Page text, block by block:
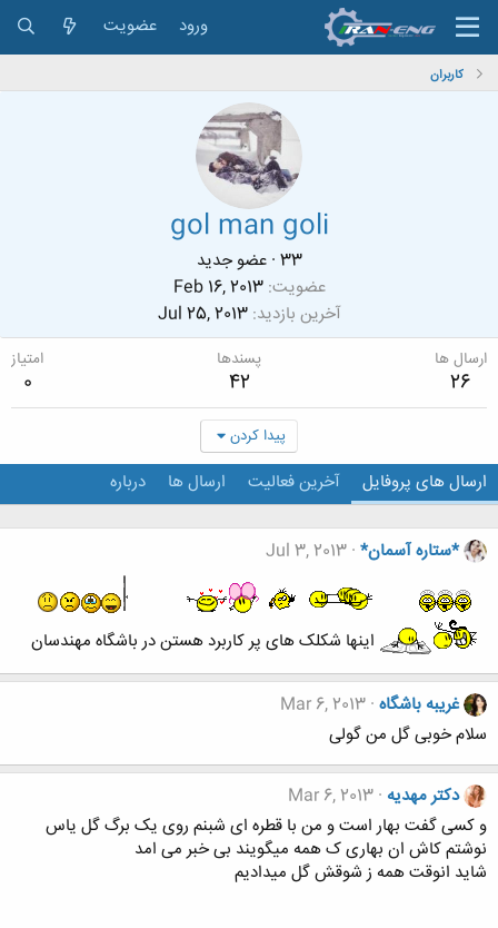
ورود عضویت
کاربران
gol man goli
عضو جدید · 33
عضویت Feb 16, 2013
آخرین بازدید Jul 25, 2013
ارسال ها
26
پسندها
42
امتیاز
0
پیدا کردن
ارسال های پروفایل آخرین فعالیت ارسال ها درباره
*ستاره آسمان* Jul 3, 2013
اینها شکلک های پر کاربرد هستن در باشگاه مهندسان
غریبه باشگاه Mar 6, 2013
سلام خوبی گل من گولی
دکتر مهدیه Mar 6, 2013
و کسی گفت بهار است و من با قطره ای شبنم روی یک برگ گل یاس
نوشتم کاش ان بهاری ک همه میگویند بی خبر می امد
شاید انوقت همه ز شوقش گل میدادیم